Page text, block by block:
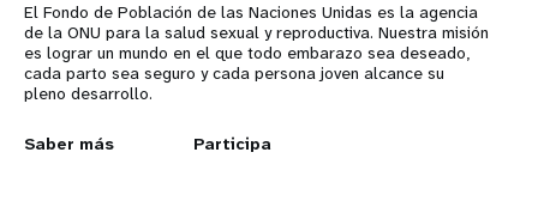
El Fondo de Población de las Naciones Unidas es la agencia
de la ONU para la salud sexual y reproductiva. Nuestra misión
es lograr un mundo en el que todo embarazo sea deseado,
cada parto sea seguro y cada persona joven alcance su
pleno desarrollo.
L
Saber más
G
Participa